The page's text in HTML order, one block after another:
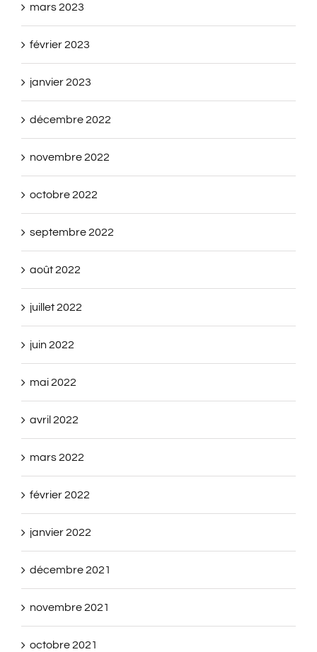
mars 2023
février 2023
janvier 2023
décembre 2022
novembre 2022
octobre 2022
septembre 2022
août 2022
juillet 2022
juin 2022
mai 2022
avril 2022
mars 2022
février 2022
janvier 2022
décembre 2021
novembre 2021
octobre 2021